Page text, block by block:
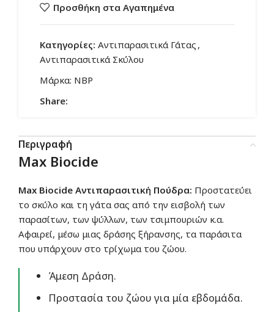
Προσθήκη στα Αγαπημένα
Κατηγορίες: Αντιπαρασιτικά Γάτας ,
Αντιπαρασιτικά Σκύλου
Μάρκα: NBP
Share:
Περιγραφή
Max Biocide
Max Biocide Αντιπαρασιτική Πούδρα: Προστατεύει
το σκύλο και τη γάτα σας από την εισβολή των
παρασίτων, των ψύλλων, των τσιμπουριών κ.α.
Αφαιρεί, μέσω μιας δράσης ξήρανσης, τα παράσιτα
που υπάρχουν στο τρίχωμα του ζώου.
Άμεση Δράση.
Προστασία του ζώου για μία εβδομάδα.